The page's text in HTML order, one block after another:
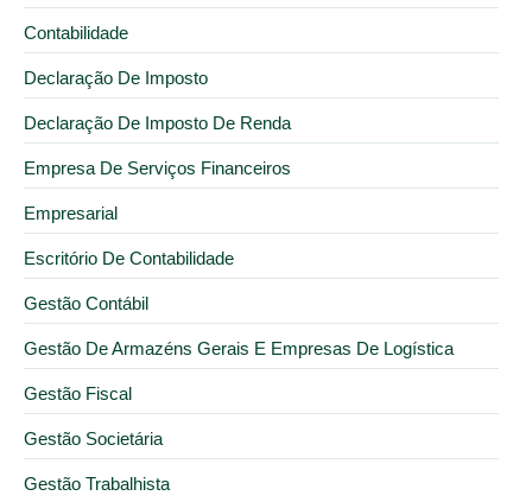
Contabilidade
Declaração De Imposto
Declaração De Imposto De Renda
Empresa De Serviços Financeiros
Empresarial
Escritório De Contabilidade
Gestão Contábil
Gestão De Armazéns Gerais E Empresas De Logística
Gestão Fiscal
Gestão Societária
Gestão Trabalhista